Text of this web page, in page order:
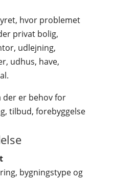
hvor problemet
privat bolig,
udlejning,
udhus, have,
der er behov for
tilbud, forebyggelse
bygningstype og